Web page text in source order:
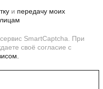
и передачу моих
SmartCaptcha. При
своё согласие с